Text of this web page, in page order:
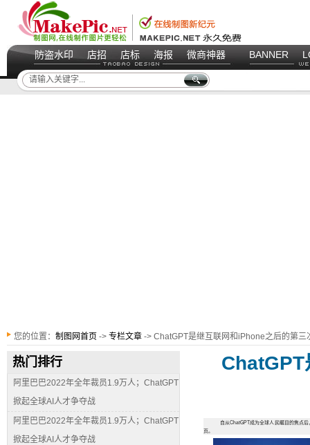
防盗水印 店招 店标 海报 微商神器 BANNER
您的位置： 制图网首页 -> 专栏文章 -> ChatGPT是继互联网和iPhone之后的第三
热门排行
阿里巴巴2022年全年裁员1.9万人；ChatGPT
掀起全球AI人才争夺战
阿里巴巴2022年全年裁员1.9万人；ChatGPT
掀起全球AI人才争夺战
ChatGPT
自从ChatGPT成为全球人民瞩目的焦点
页。